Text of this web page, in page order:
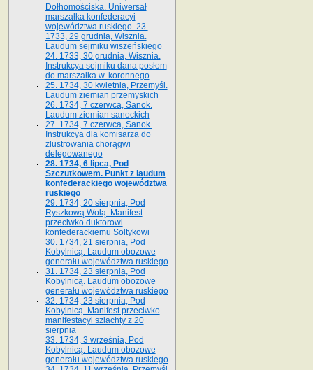
Dołhomościska. Uniwersał
marszałka konfederacyi
województwa ruskiego. 23.
1733, 29 grudnia, Wisznia.
Laudum sejmiku wiszeńskiego
24. 1733, 30 grudnia, Wisznia.
Instrukcya sejmiku dana posłom
do marszałka w. koronnego
25. 1734, 30 kwietnia, Przemyśl.
Laudum ziemian przemyskich
26. 1734, 7 czerwca, Sanok.
Laudum ziemian sanockich
27. 1734, 7 czerwca, Sanok.
Instrukcya dla komisarza do
zlustrowania chorągwi
delegowanego
28. 1734, 6 lipca, Pod
Szczutkowem. Punkt z laudum
konfederackiego województwa
ruskiego
29. 1734, 20 sierpnia, Pod
Ryszkową Wolą. Manifest
przeciwko duktorowi
konfederackiemu Sołtykowi
30. 1734, 21 sierpnia, Pod
Kobylnicą. Laudum obozowe
generału województwa ruskiego
31. 1734, 23 sierpnia, Pod
Kobylnicą. Laudum obozowe
generału województwa ruskiego
32. 1734, 23 sierpnia, Pod
Kobylnicą. Manifest przeciwko
manifestacyi szlachty z 20
sierpnia
33. 1734, 3 września, Pod
Kobylnicą. Laudum obozowe
generału województwa ruskiego